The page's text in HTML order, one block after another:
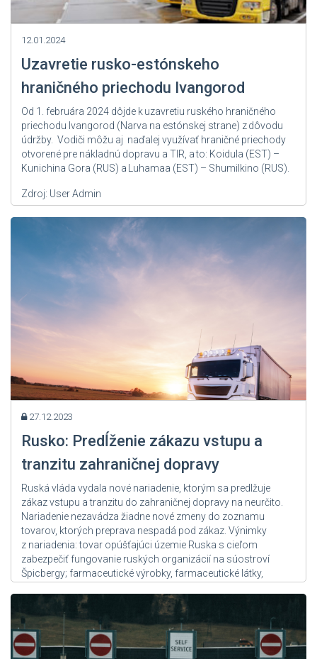
12.01.2024
Uzavretie rusko-estónskeho
hraničného priechodu Ivangorod
Od 1. februára 2024 dôjde k uzavretiu ruského hraničného
priechodu Ivangorod (Narva na estónskej strane) z dôvodu
údržby. Vodiči môžu aj naďalej využívať hraničné priechody
otvorené pre nákladnú dopravu a TIR, a to: Koidula (EST) –
Kunichina Gora (RUS) a Luhamaa (EST) – Shumilkino (RUS).
Zdroj: User Admin
27.12.2023
Rusko: Predĺženie zákazu vstupu a
tranzitu zahraničnej dopravy
Ruská vláda vydala nové nariadenie, ktorým sa predlžuje
zákaz vstupu a tranzitu do zahraničnej dopravy na neurčito.
Nariadenie nezavádza žiadne nové zmeny do zoznamu
tovarov, ktorých preprava nespadá pod zákaz. Výnimky
z nariadenia: tovar opúšťajúci územie Ruska s cieľom
zabezpečiť fungovanie ruských organizácií na súostroví
Špicbergy; farmaceutické výrobky, farmaceutické látky,
Zdroj: User Admin